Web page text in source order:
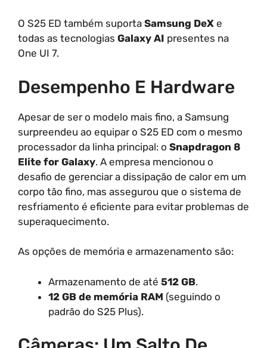
O S25 ED também suporta Samsung DeX e
todas as tecnologias Galaxy AI presentes na
One UI 7.
Desempenho E Hardware
Apesar de ser o modelo mais fino, a Samsung
surpreendeu ao equipar o S25 ED com o mesmo
processador da linha principal: o Snapdragon 8
Elite for Galaxy. A empresa mencionou o
desafio de gerenciar a dissipação de calor em um
corpo tão fino, mas assegurou que o sistema de
resfriamento é eficiente para evitar problemas de
superaquecimento.
As opções de memória e armazenamento são:
Armazenamento de até 512 GB.
12 GB de memória RAM (seguindo o
padrão do S25 Plus).